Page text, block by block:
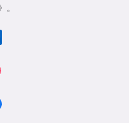
。